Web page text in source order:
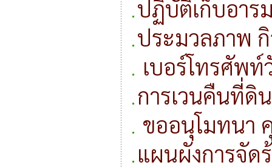
ปฏิบัติเก็บอาร
ประมวลภาพ
เบอร์โทรศัพท์
การเวนคืนที่ดิ
ขออนุโมทนา
แผนผังการจัด